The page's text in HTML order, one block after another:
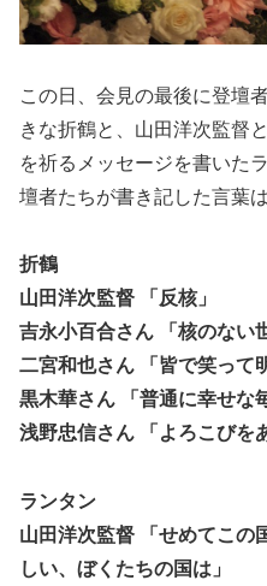
この日、会見の最後に登壇
きな折鶴と、山田洋次監督
を祈るメッセージを書いた
壇者たちが書き記した言葉
折鶴
山田洋次監督 「反核」
吉永小百合さん 「核のない
二宮和也さん 「皆で笑って
黒木華さん 「普通に幸せな
浅野忠信さん 「よろこびを
ランタン
山田洋次監督 「せめてこの
しい、ぼくたちの国は」